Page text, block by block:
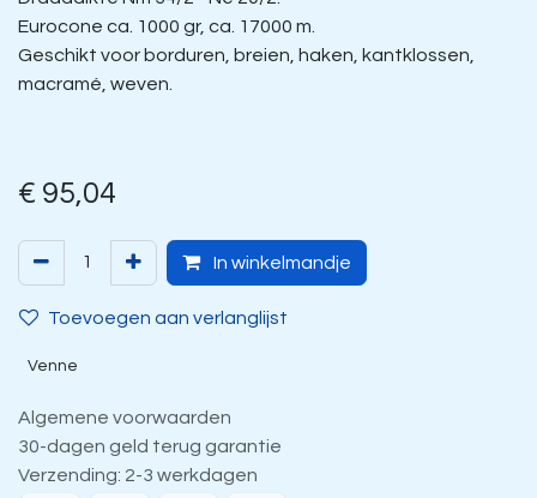
Eurocone ca. 1000 gr, ca. 17000 m.
Geschikt voor borduren, breien, haken, kantklossen,
macramé, weven.
€ 95,04
In winkelmandje
Toevoegen aan verlanglijst
Venne
Algemene voorwaarden
30-dagen geld terug garantie
Verzending: 2-3 werkdagen